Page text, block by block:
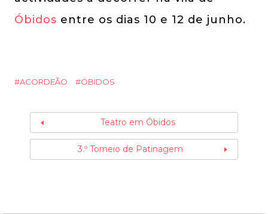
Óbidos entre os dias 10 e 12 de junho.
ACORDEÃO ÓBIDOS
Teatro em Óbidos
3.º Torneio de Patinagem